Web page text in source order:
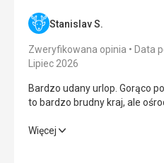
Stanislav S.
Zweryfikowana opinia Data
Lipiec 2026
Bardzo udany urlop. Gorąco
to bardzo brudny kraj, ale
Bardzo udany urlop. Gorąco
Więcej